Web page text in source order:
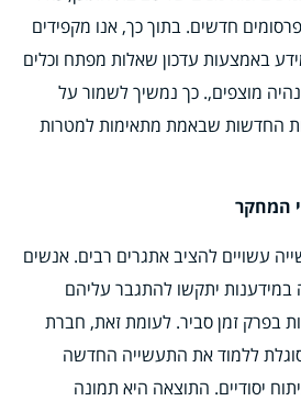
חדשים. בתוך כך, אנו מקפידים
באמצעות עדכון שאלות מפתח וכלים
מוצפים,. כך נמשיך לשמור על
החדשות שבאמת מתאימות למטרות
המחקר
עשויים להציב אתגרים רבים. אנשים
יתקשו להתגבר עליהם
בפרק זמן סביר. לעומת זאת, חברת
ללמוד את התעשייה החדשה
יסודיים. התוצאה היא תמונה